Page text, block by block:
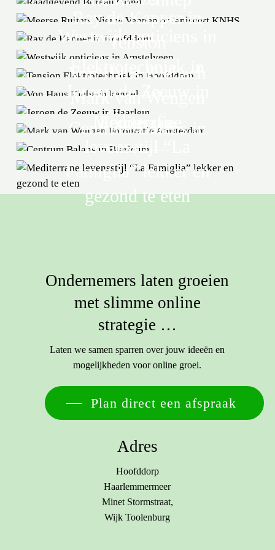
Grind
organiseert KNHS
wedstrijden
Ray de Kapper in
Hoofddorp
Westwijk opticiens in
Amstelveen
Tension
Elektrotechniek in
Hoofddorp
Von Haus Klebach
kennel
Jeroen de Zeeuw in
Haarlem
Mark van Wengen
Fotografie
Amsterdam
Centrum Balans in
Blaricum
Mediterrane
levensstijl “La
Famiglia” lekker en
gezond te eten
Ondernemers laten groeien
met slimme online
strategie …
Laten we samen sparren over jouw ideeën en
mogelijkheden voor online groei.
Plan direct een afspraak
Adres
Hoofddorp
Haarlemmermeer
Minet Stormstraat,
Wijk Toolenburg